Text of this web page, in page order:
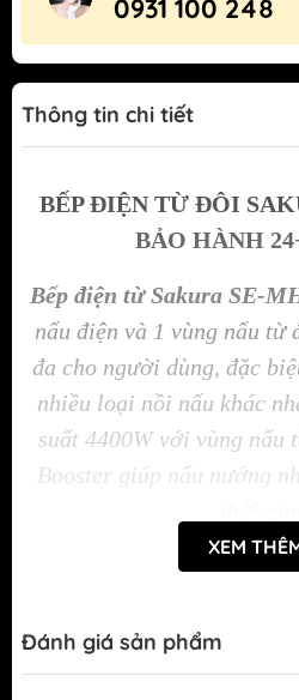
0931 100 248
Thông tin chi tiết
BẾP ĐIỆN TỪ ĐÔI
BẢO HÀNH
Bếp điện từ Sakura SE-
nấu điện và 1 vùng nấu
đa cho người dùng, đặc
nhiều loại nồi nấu khác
suất 4400W với vùng nấu
Booster giúp nấu nướng
Thiết kế lắp âm gọn gàng,
chiếc bếp hiện đại,
XEM
Đánh giá sản phẩm